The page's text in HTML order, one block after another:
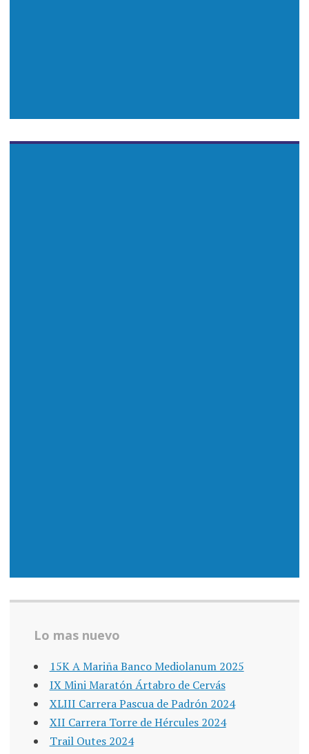
Lo mas nuevo
15K A Mariña Banco Mediolanum 2025
IX Mini Maratón Ártabro de Cervás
XLIII Carrera Pascua de Padrón 2024
XII Carrera Torre de Hércules 2024
Trail Outes 2024